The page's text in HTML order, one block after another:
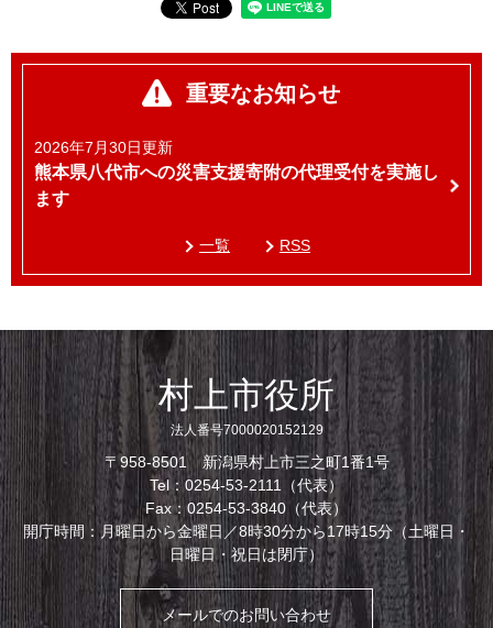
重要なお知らせ
2026年7月30日更新
熊本県八代市への災害支援寄附の代理受付を実施し
ます
一覧 RSS
村上市役所
法人番号7000020152129
〒958-8501 新潟県村上市三之町1番1号
Tel：0254-53-2111（代表）
Fax：0254-53-3840（代表）
開庁時間：月曜日から金曜日／8時30分から17時15分（土曜日・
日曜日・祝日は閉庁）
メールでのお問い合わせ